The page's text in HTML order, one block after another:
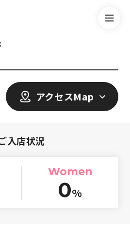
アクセスMap
入店状況
Women
0%